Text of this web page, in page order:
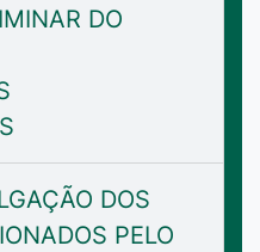
DO
DOS
PELO